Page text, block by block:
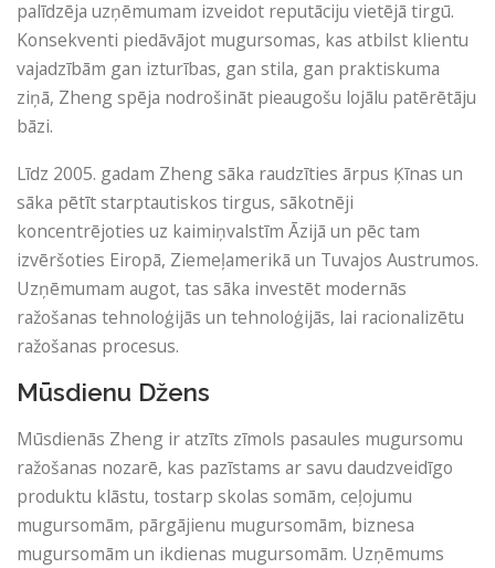
palīdzēja uzņēmumam izveidot reputāciju vietējā tirgū.
Konsekventi piedāvājot mugursomas, kas atbilst klientu
vajadzībām gan izturības, gan stila, gan praktiskuma
ziņā, Zheng spēja nodrošināt pieaugošu lojālu patērētāju
bāzi.
Līdz 2005. gadam Zheng sāka raudzīties ārpus Ķīnas un
sāka pētīt starptautiskos tirgus, sākotnēji
koncentrējoties uz kaimiņvalstīm Āzijā un pēc tam
izvēršoties Eiropā, Ziemeļamerikā un Tuvajos Austrumos.
Uzņēmumam augot, tas sāka investēt modernās
ražošanas tehnoloģijās un tehnoloģijās, lai racionalizētu
ražošanas procesus.
Mūsdienu Džens
Mūsdienās Zheng ir atzīts zīmols pasaules mugursomu
ražošanas nozarē, kas pazīstams ar savu daudzveidīgo
produktu klāstu, tostarp skolas somām, ceļojumu
mugursomām, pārgājienu mugursomām, biznesa
mugursomām un ikdienas mugursomām. Uzņēmums